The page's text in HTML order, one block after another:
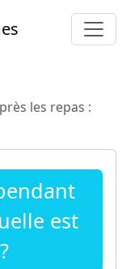
les repas :
est